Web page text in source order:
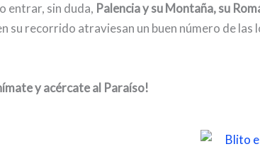
entrar, sin duda, Palencia y su Montaña, su
su recorrido atraviesan un buen número de
y acércate al Paraíso!